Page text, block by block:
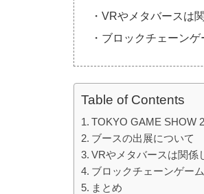
・VRやメタバースは
・ブロックチェーン
Table of Contents
TOKYO GAME SHOW
ブースの出展について
VRやメタバースは関係
ブロックチェーンゲー
まとめ